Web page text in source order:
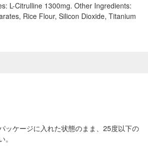
L-Citrulline 1300mg. Other Ingredients:
Rice Flour, Silicon Dioxide, Titanium
ッケージに入れた状態のまま、25度以下の